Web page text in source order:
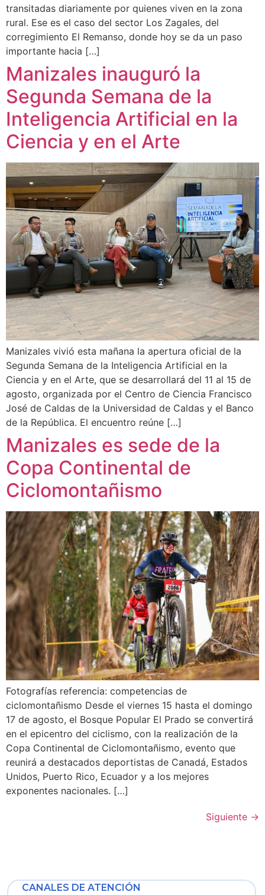
transitadas diariamente por quienes viven en la zona
rural. Ese es el caso del sector Los Zagales, del
corregimiento El Remanso, donde hoy se da un paso
importante hacia […]
Manizales inauguró la
Segunda Semana de la
Inteligencia Artificial en la
Ciencia y en el Arte
Manizales vivió esta mañana la apertura oficial de la
Segunda Semana de la Inteligencia Artificial en la
Ciencia y en el Arte, que se desarrollará del 11 al 15 de
agosto, organizada por el Centro de Ciencia Francisco
José de Caldas de la Universidad de Caldas y el Banco
de la República. El encuentro reúne […]
Manizales es sede de la
Copa Continental de
Ciclomontañismo
Fotografías referencia: competencias de
ciclomontañismo Desde el viernes 15 hasta el domingo
17 de agosto, el Bosque Popular El Prado se convertirá
en el epicentro del ciclismo, con la realización de la
Copa Continental de Ciclomontañismo, evento que
reunirá a destacados deportistas de Canadá, Estados
Unidos, Puerto Rico, Ecuador y a los mejores
exponentes nacionales. […]
Siguiente →
CANALES DE ATENCIÓN